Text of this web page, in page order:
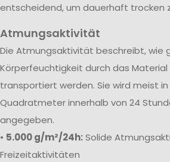
entscheidend, um dauerhaft trocken
Atmungsaktivität
Die Atmungsaktivität beschreibt, wie
Körperfeuchtigkeit durch das
transportiert werden. Sie wird meist
Quadratmeter innerhalb von 24
angegeben.
• 5.000 g/m²/24h:Solide
Freizeitaktivitäten